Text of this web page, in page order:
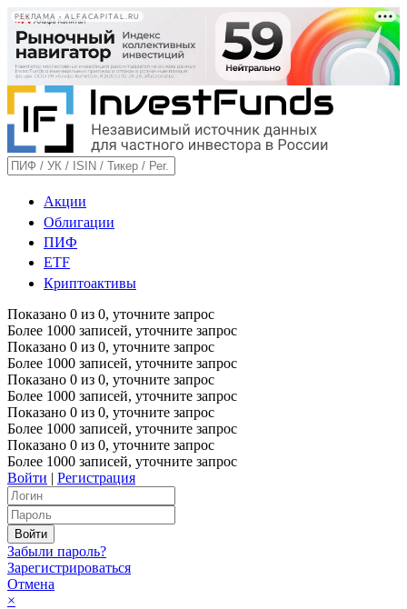
РЕКЛАМА • ALFACAPITAL.RU
Акции
Облигации
ПИФ
ETF
Криптоактивы
Показано 0 из 0, уточните запрос
Более 1000 записей, уточните запрос
Показано 0 из 0, уточните запрос
Более 1000 записей, уточните запрос
Показано 0 из 0, уточните запрос
Более 1000 записей, уточните запрос
Показано 0 из 0, уточните запрос
Более 1000 записей, уточните запрос
Показано 0 из 0, уточните запрос
Более 1000 записей, уточните запрос
Войти | Регистрация
Забыли пароль?
Зарегистрироваться
Отмена
×